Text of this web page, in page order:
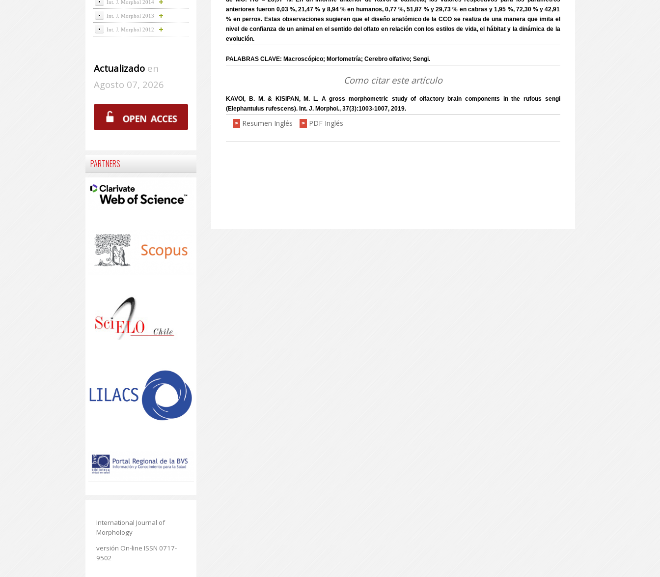
anteriores fueron 0,03 %, 21,47 % y 8,94 % en humanos, 0,77 %, 51,87 % y 29,73 % en cabras y 1,95 %, 72,30 % y 42,91
% en perros. Estas observaciones sugieren que el diseño anatómico de la CCO se realiza de una manera que imita el
nivel de confianza de un animal en el sentido del olfato en relación con los estilos de vida, el hábitat y la dinámica de la
evolución.
PALABRAS CLAVE: Macroscópico; Morfometría; Cerebro olfativo; Sengi.
Como citar este artículo
KAVOI, B. M. & KISIPAN, M. L. A gross morphometric study of olfactory brain components in the rufous sengi
(Elephantulus rufescens). Int. J. Morphol., 37(3):1003-1007, 2019.
> Resumen Inglés > PDF Inglés
Int. J. Morphol 2014
Int. J. Morphol 2013
Int. J. Morphol 2012
Actualizadoen
Agosto 07, 2026
PARTNERS
International Journal of
Morphology
versión On-line ISSN 0717-
9502